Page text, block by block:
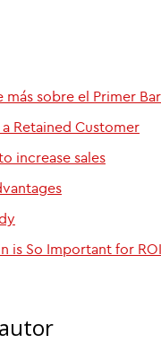
sobre el Primer
Retained Customer
increase sales
is So Important for